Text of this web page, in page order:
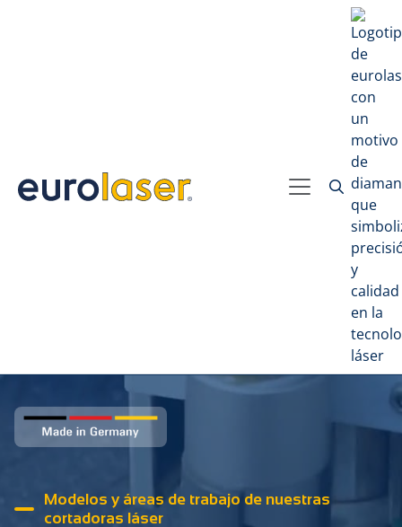
Modelos y áreas de trabajo de nuestras
cortadoras láser